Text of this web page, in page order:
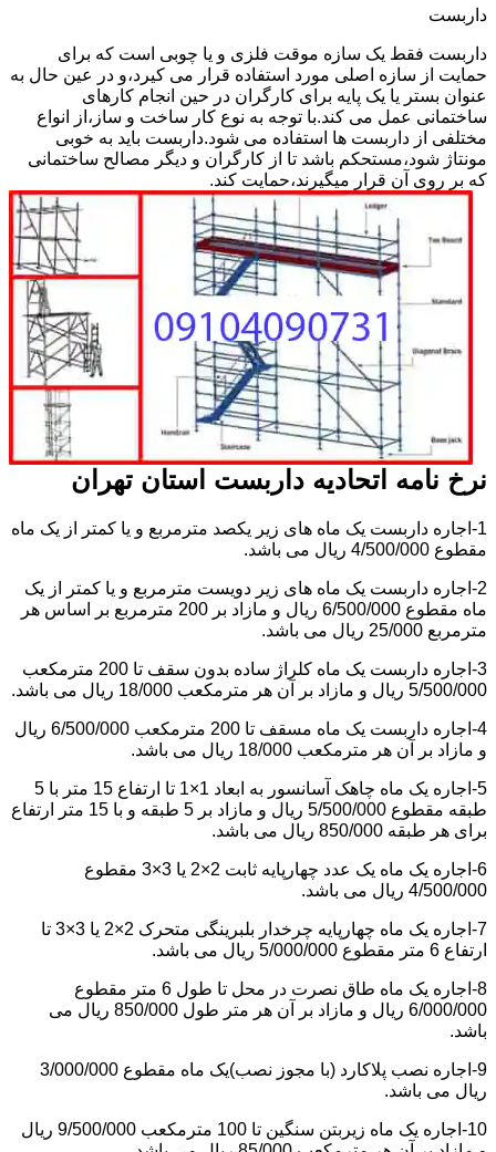
داربست
داربست فقط یک سازه موقت فلزی و یا چوبی است که برای
حمایت از سازه اصلی مورد استفاده قرار می کیرد،و در عین حال به
عنوان بستر یا یک پایه برای کارگران در حین انجام کارهای
ساختمانی عمل می کند.با توجه به نوع کار ساخت و ساز،از انواع
مختلفی از داربست ها استفاده می شود.داربست باید به خوبی
مونتاژ شود،مستحکم باشد تا از کارگران و دیگر مصالح ساختمانی
که بر روی آن قرار میگیرند،حمایت کند.
نرخ نامه اتحادیه داربست استان تهران
1-اجاره داربست یک ماه های زیر یکصد مترمربع و یا کمتر از یک ماه
مقطوع 4/500/000 ریال می باشد.
2-اجاره داربست یک ماه های زیر دویست مترمربع و یا کمتر از یک
ماه مقطوع 6/500/000 ریال و مازاد بر 200 مترمربع بر اساس هر
مترمربع 25/000 ریال می باشد.
3-اجاره داربست یک ماه کلراژ ساده بدون سقف تا 200 مترمکعب
5/500/000 ریال و مازاد بر آن هر مترمکعب 18/000 ریال می باشد.
4-اجاره داربست یک ماه مسقف تا 200 مترمکعب 6/500/000 ریال
و مازاد بر آن هر مترمکعب 18/000 ریال می باشد.
5-اجاره یک ماه چاهک آسانسور به ابعاد 1×1 تا ارتفاع 15 متر با 5
طبقه مقطوع 5/500/000 ریال و مازاد بر 5 طبقه و با 15 متر ارتفاع
برای هر طبقه 850/000 ریال می باشد.
6-اجاره یک ماه یک عدد چهارپایه ثابت 2×2 یا 3×3 مقطوع
4/500/000 ریال می باشد.
7-اجاره یک ماه چهارپایه چرخدار بلبرینگی متحرک 2×2 یا 3×3 تا
ارتفاع 6 متر مقطوع 5/000/000 ریال می باشد.
8-اجاره یک ماه طاق نصرت در محل تا طول 6 متر مقطوع
6/000/000 ریال و مازاد بر آن هر متر طول 850/000 ریال می
باشد.
9-اجاره نصب پلاکارد (با مجوز نصب)یک ماه مقطوع 3/000/000
ریال می باشد.
10-اجاره یک ماه زیربتن سنگین تا 100 مترمکعب 9/500/000 ریال